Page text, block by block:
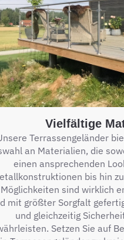
Vielfältige
Terrassengeländer
an Materialien, die
einen ansprechenden
bis hin
sind wirklich
mit größter Sorgfalt
und gleichzeitig
Setzen Sie auf